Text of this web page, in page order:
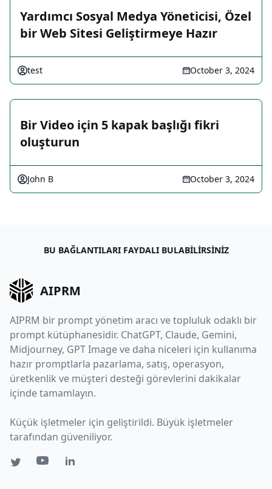
Yardımcı Sosyal Medya Yöneticisi, Özel
bir Web Sitesi Geliştirmeye Hazır
test October 3, 2024
Bir Video için 5 kapak başlığı fikri
oluşturun
John B October 3, 2024
BU BAĞLANTILARI FAYDALI BULABILIRSINIZ
AIPRM
AIPRM bir prompt yönetim aracı ve topluluk odaklı bir
prompt kütüphanesidir. ChatGPT, Claude, Gemini,
Midjourney, GPT Image ve daha niceleri için kullanıma
hazır promptlarla pazarlama, satış, operasyon,
üretkenlik ve müşteri desteği görevlerini dakikalar
içinde tamamlayın.
Küçük işletmeler için geliştirildi. Büyük işletmeler
tarafından güveniliyor.